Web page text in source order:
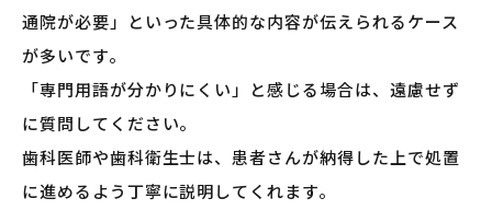
通院が必要」といった具体的な内容が伝えられるケース
が多いです。
「専門用語が分かりにくい」と感じる場合は、遠慮せず
に質問してください。
歯科医師や歯科衛生士は、患者さんが納得した上で処置
に進めるよう丁寧に説明してくれます。